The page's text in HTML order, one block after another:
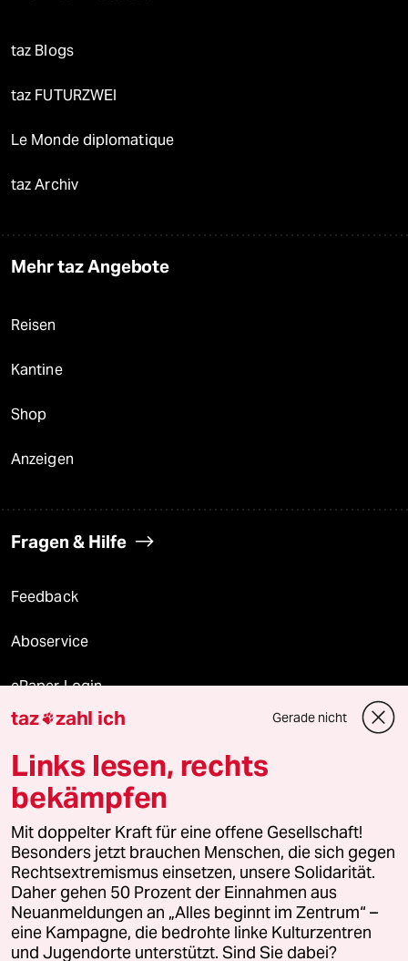
taz Blogs
taz FUTURZWEI
Le Monde diplomatique
taz Archiv
Mehr taz Angebote
Reisen
Kantine
Shop
Anzeigen
Fragen & Hilfe
Feedback
Aboservice
ePaper Login
Downloads für Abonnierende
© 2026 taz Verlags und Vertriebs GmbH
Alle Rechte vorbehalten. Bei rechtlichen Fragen oder für Genehmigungen
wenden Sie sich bitte an lizenzen@taz.de
Feedback Redaktionsstatut Kommune-Richtlinien
Leitlinie Informant Datenschutz Impressum AGB
taz zahl ich Gerade nicht
Links lesen, rechts
bekämpfen
Mit doppelter Kraft für eine offene Gesellschaft!
Besonders jetzt brauchen Menschen, die sich gegen
Rechtsextremismus einsetzen, unsere Solidarität.
Daher gehen 50 Prozent der Einnahmen aus
Neuanmeldungen an „Alles beginnt im Zentrum“ –
eine Kampagne, die bedrohte linke Kulturzentren
und Jugendorte unterstützt. Sind Sie dabei?